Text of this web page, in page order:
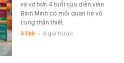
và vợ hơn 4 tuổi của diễn viên
Bình Minh có mối quan hệ vô
cùng thân thiết.
STAR - 6 giờ trước